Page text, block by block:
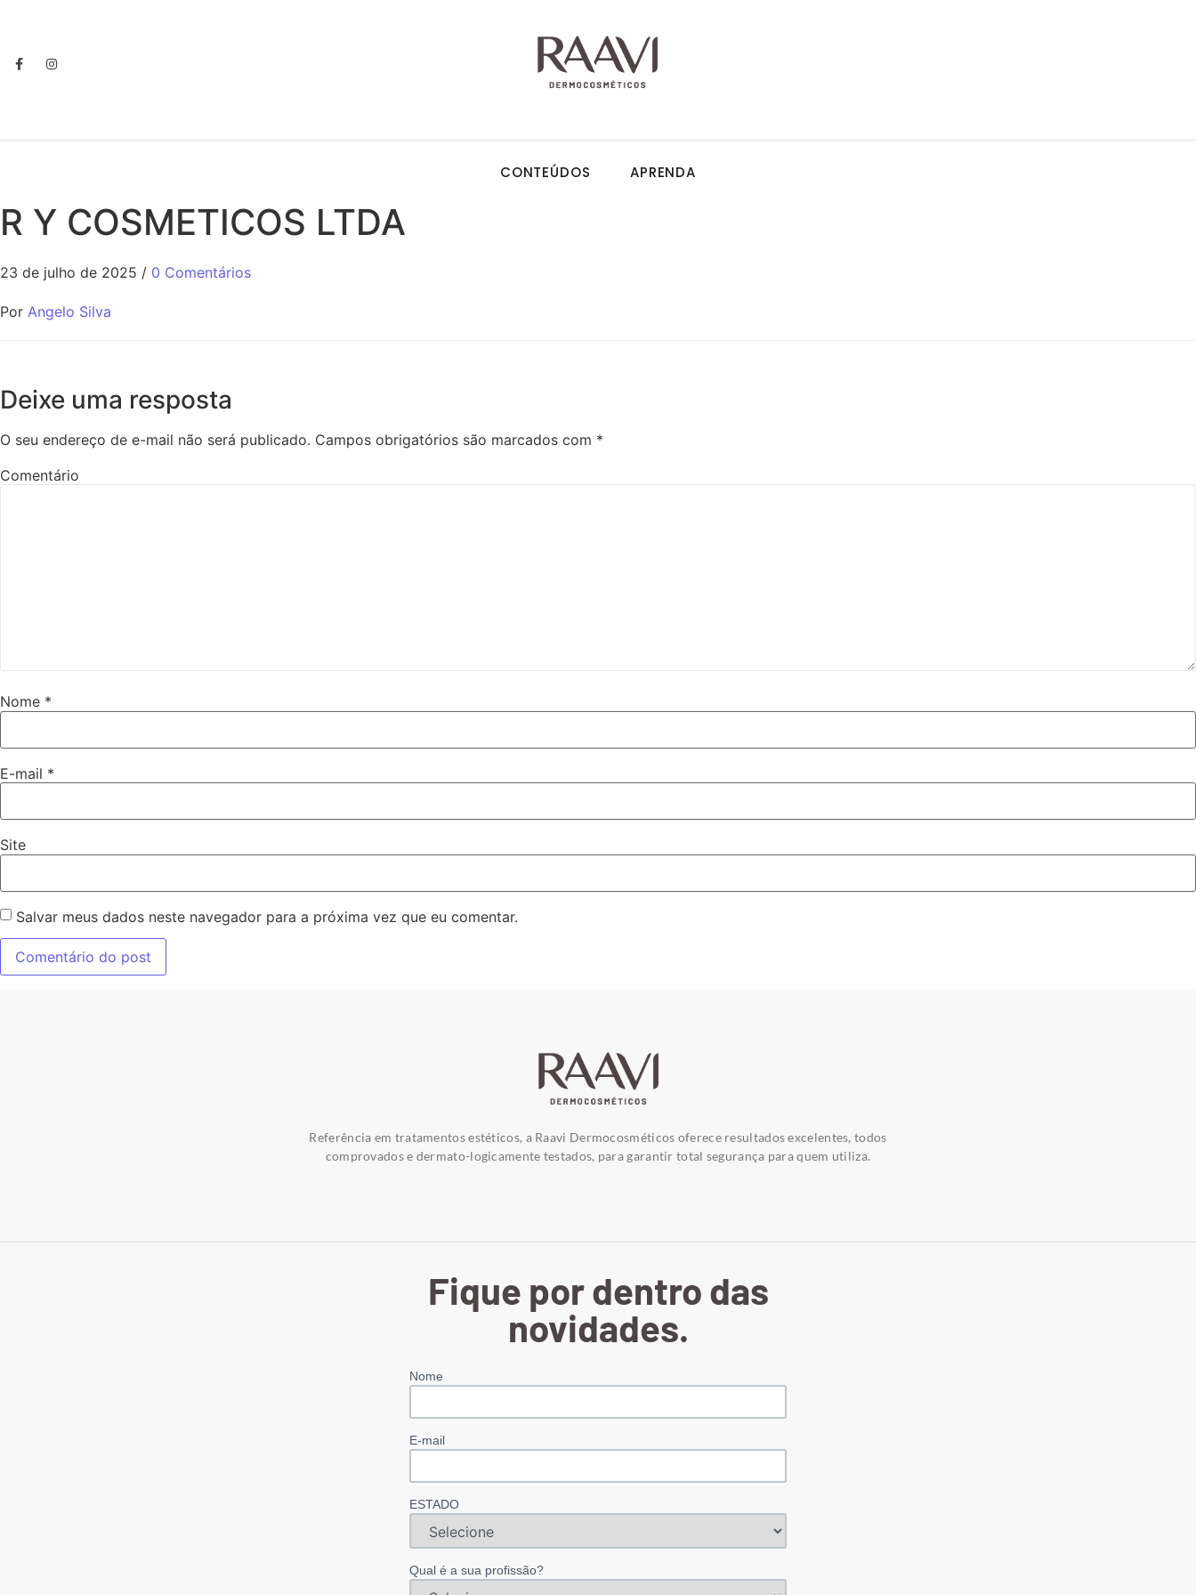
CONTEÚDOS APRENDA
R Y COSMETICOS LTDA
23 de julho de 2025 / 0 Comentários
Por Angelo Silva
Deixe uma resposta
O seu endereço de e-mail não será publicado. Campos obrigatórios são marcados com *
Comentário
Nome *
E-mail *
Site
Salvar meus dados neste navegador para a próxima vez que eu comentar.
Referência em tratamentos estéticos, a Raavi Dermocosméticos oferece resultados excelentes, todos
comprovados e dermato-logicamente testados, para garantir total segurança para quem utiliza.
Fique por dentro das
novidades.
Nome
E-mail
ESTADO
Qual é a sua profissão?